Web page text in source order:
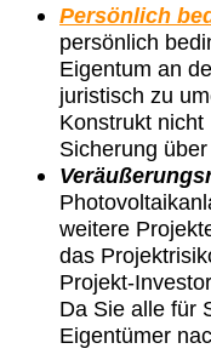
Persönlich
persönlich
Eigentum an
juristisch zu
Konstrukt
Sicherung
weitere
das
Projekt-
Da Sie alle für
Eigentümer